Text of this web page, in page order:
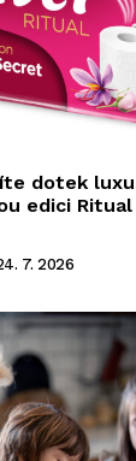
dotek
edici Ritual
7. 2026